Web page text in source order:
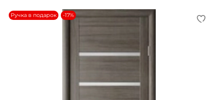
Ручка в подарок -17%